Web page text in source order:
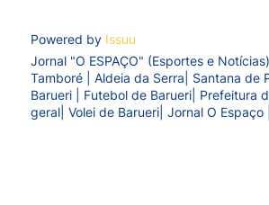
Powered by Issuu
Jornal "O ESPAÇO" (Esportes e
Tamboré | Aldeia da Serra| Santana
Barueri | Futebol de Barueri| Prefeitura
geral| Volei de Barueri| Jornal O